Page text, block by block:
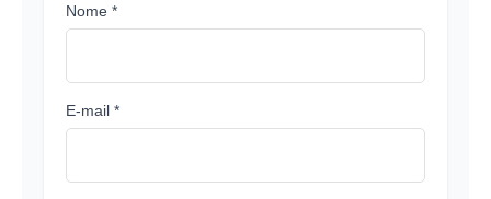
Nome *
E-mail *